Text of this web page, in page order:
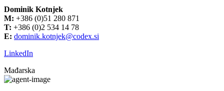
Dominik Kotnjek
M: +386 (0)51 280 871
T: +386 (0)2 534 14 78
E: dominik.kotnjek@codex.si
LinkedIn
Mađarska